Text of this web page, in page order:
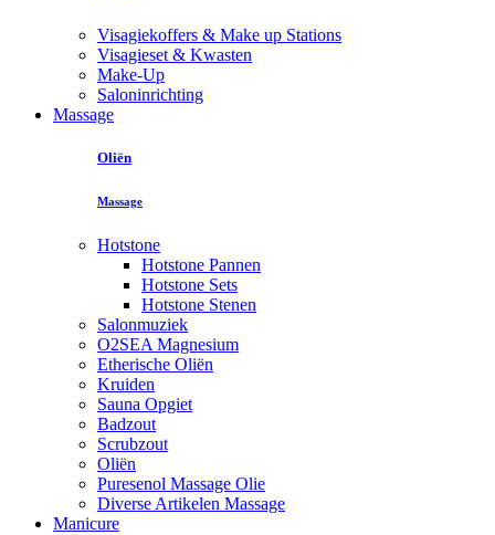
Visagiekoffers & Make up Stations
Visagieset & Kwasten
Make-Up
Saloninrichting
Massage
Oliën
Massage
Hotstone
Hotstone Pannen
Hotstone Sets
Hotstone Stenen
Salonmuziek
O2SEA Magnesium
Etherische Oliën
Kruiden
Sauna Opgiet
Badzout
Scrubzout
Oliën
Puresenol Massage Olie
Diverse Artikelen Massage
Manicure